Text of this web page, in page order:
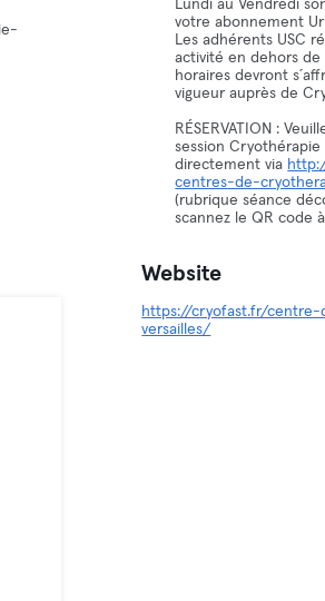
Lundi au Vendredi
votre abonnement
Les adhérents USC
activité en dehors de
horaires devront
vigueur auprès de
RÉSERVATION :
session
directement via
centres-de-
(rubrique séance
scannez le QR code
Website
https://cryofast.fr/
versailles/